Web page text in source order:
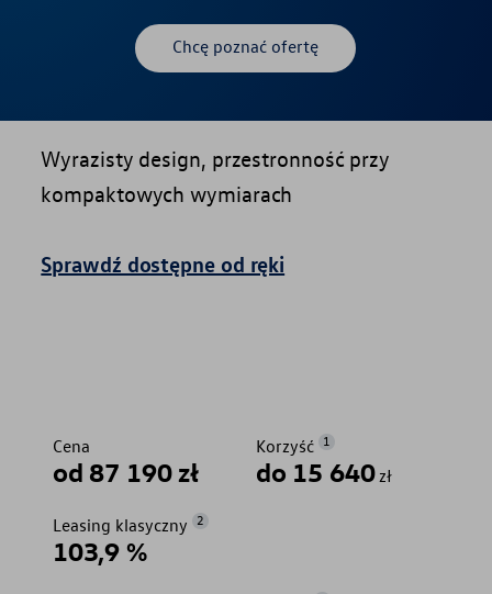
Chcę poznać ofertę
Wyrazisty design, przestronność przy
kompaktowych wymiarach
Sprawdź dostępne od ręki
Cena
od 87 190 zł
Korzyść 1
do 15 640 zł
Leasing klasyczny 2
103,9 %